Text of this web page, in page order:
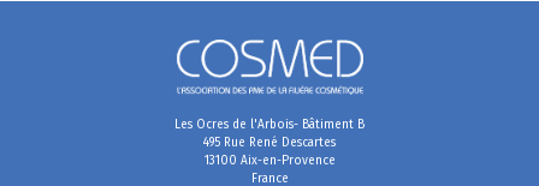
Les Ocres de l'Arbois- Bâtiment B
495 Rue René Descartes
13100 Aix-en-Provence
France